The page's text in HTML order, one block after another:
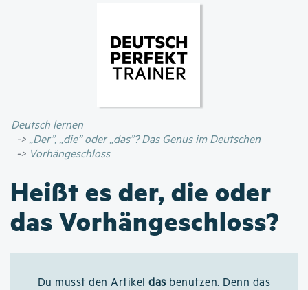
Inhalt
Deutsch lernen
„Der”, „die” oder „das”? Das Genus im Deutschen
Vorhängeschloss
Heißt es der, die oder
das Vorhängeschloss?
Du musst den Artikeldas benutzen. Denn das